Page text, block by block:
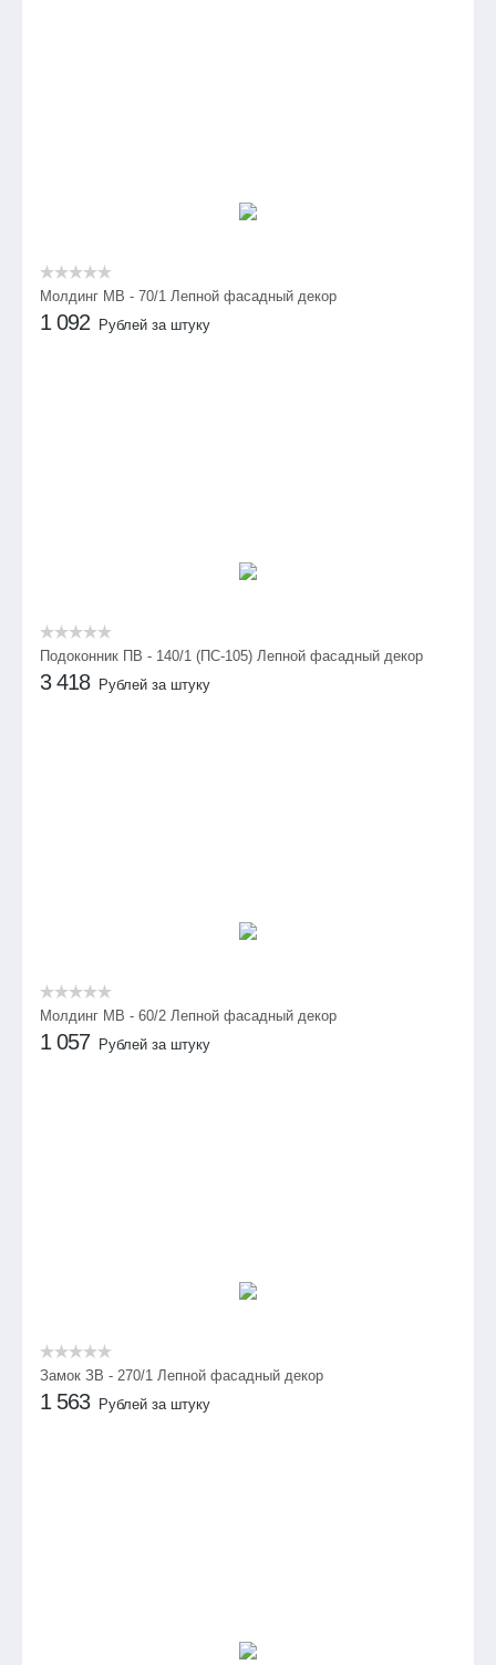
Молдинг МВ - 70/1 Лепной фасадный декор
1 092 Рублей за штуку
Подоконник ПВ - 140/1 (ПС-105) Лепной фасадный декор
3 418 Рублей за штуку
Молдинг МВ - 60/2 Лепной фасадный декор
1 057 Рублей за штуку
Замок ЗВ - 270/1 Лепной фасадный декор
1 563 Рублей за штуку